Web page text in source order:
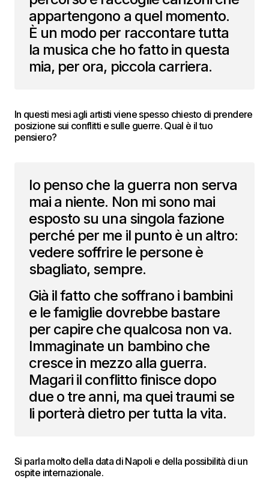
appartengono a quel momento.
È un modo per raccontare tutta
la musica che ho fatto in questa
mia, per ora, piccola carriera.
In questi mesi agli artisti viene spesso chiesto di prendere
posizione sui conflitti e sulle guerre. Qual è il tuo
pensiero?
Io penso che la guerra non serva
mai a niente. Non mi sono mai
esposto su una singola fazione
perché per me il punto è un altro:
vedere soffrire le persone è
sbagliato, sempre.
Già il fatto che soffrano i bambini
e le famiglie dovrebbe bastare
per capire che qualcosa non va.
Immaginate un bambino che
cresce in mezzo alla guerra.
Magari il conflitto finisce dopo
due o tre anni, ma quei traumi se
li porterà dietro per tutta la vita.
Si parla molto della data di Napoli e della possibilità di un
ospite internazionale.